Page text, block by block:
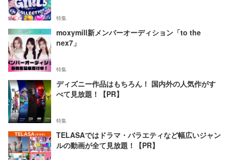
特集
moxymill新メンバーオーディション「to the
nex7」
特集
ディズニー作品はもちろん！ 国内外の人気作がす
べて見放題！【PR】
特集
TELASAではドラマ・バラエティなど幅広いジャン
ルの動画が全て見放題！【PR】